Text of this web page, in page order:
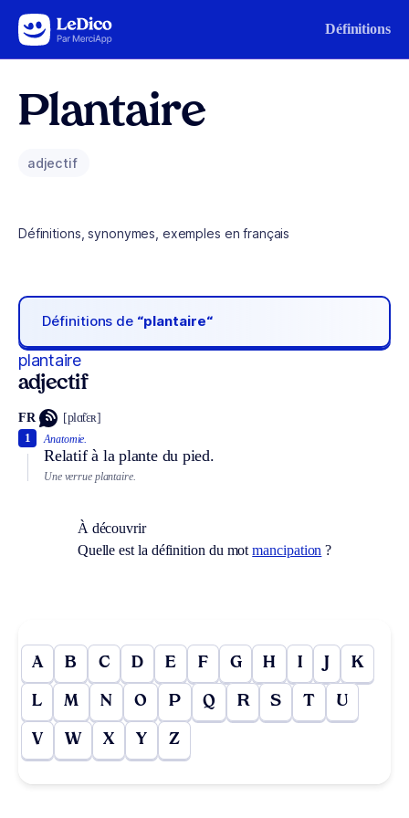
Aller au contenu Définitions
Plantaire
adjectif
Définitions, synonymes, exemples en français
Définitions de “plantaire“
plantaire
adjectif
FR [plɑ̃tɛʀ]
Anatomie.
Relatif à la plante du pied.
1
Une verrue plantaire.
À découvrir
Quelle est la définition du motmancipation ?
A B C D E F G H I J K
L M N O P Q R S T U
V W X Y Z